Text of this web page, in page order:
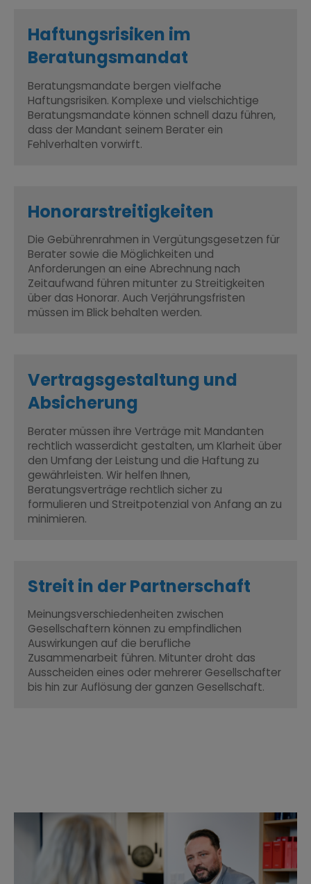
Haftungsrisiken im
Beratungsmandat
Beratungsmandate bergen vielfache
Haftungsrisiken. Komplexe und vielschichtige
Beratungsmandate können schnell dazu führen,
dass der Mandant seinem Berater ein
Fehlverhalten vorwirft.
Honorar­streitigkeiten
Die Gebührenrahmen in Vergütungsgesetzen für
Berater sowie die Möglichkeiten und
Anforderungen an eine Abrechnung nach
Zeitaufwand führen mitunter zu Streitigkeiten
über das Honorar. Auch Verjährungsfristen
müssen im Blick behalten werden.
Vertragsgestaltung und
Absicherung
Berater müssen ihre Verträge mit Mandanten
rechtlich wasserdicht gestalten, um Klarheit über
den Umfang der Leistung und die Haftung zu
gewährleisten. Wir helfen Ihnen,
Beratungsverträge rechtlich sicher zu
formulieren und Streitpotenzial von Anfang an zu
minimieren.
Streit in der Partnerschaft
Meinungs­verschiedenheiten zwischen
Gesellschaftern können zu empfindlichen
Auswirkungen auf die berufliche
Zusammenarbeit führen. Mitunter droht das
Ausscheiden eines oder mehrerer Gesellschafter
bis hin zur Auflösung der ganzen Gesellschaft.